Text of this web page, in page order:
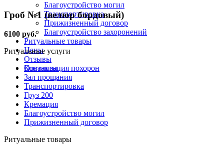
Благоустройство могил
Транспортировка
Прижизненный договор
Благоустройство захоронений
Ритуальные товары
Цены
Отзывы
Контакты
Гроб №1 (велюр бордовый)
6100 руб.
Ритуальные услуги
Организация похорон
Зал прощания
Транспортировка
Груз 200
Кремация
Благоустройство могил
Прижизненный договор
Ритуальные товары